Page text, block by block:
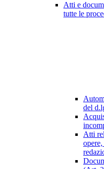
Atti e
tutte le
del
Atti